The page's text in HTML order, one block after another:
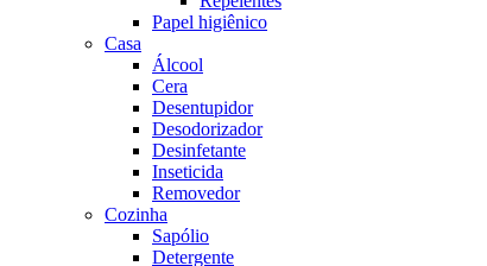
Papel higiênico
Casa
Álcool
Cera
Desentupidor
Desodorizador
Desinfetante
Inseticida
Removedor
Cozinha
Sapólio
Detergente